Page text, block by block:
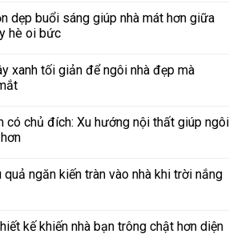
dẹp buổi sáng giúp nhà mát hơn giữa
hè oi bức
xanh tối giản để ngôi nhà đẹp mà
có chủ đích: Xu hướng nội thất giúp ngôi
quả ngăn kiến tràn vào nhà khi trời nắng
kế khiến nhà bạn trông chật hơn diện